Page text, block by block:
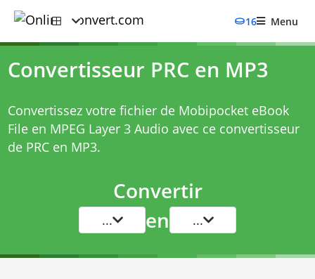
16 Menu
Convertisseur PRC en MP3
Convertissez votre fichier de Mobipocket eBook
File en MPEG Layer 3 Audio avec ce convertisseur
de PRC en MP3.
Convertir
... en ...